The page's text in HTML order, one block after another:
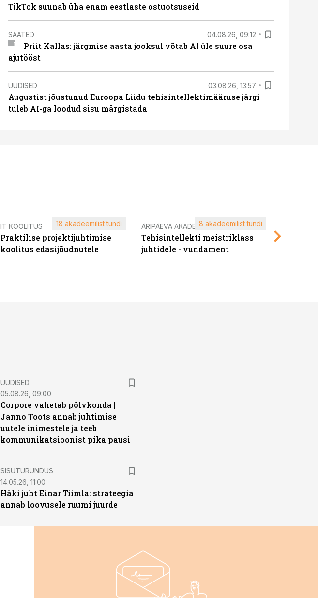
TikTok suunab üha enam eestlaste ostuotsuseid
SAATED 04.08.26, 09:12
Priit Kallas: järgmise aasta jooksul võtab AI üle suure osa
ajutööst
UUDISED 03.08.26, 13:57
Augustist jõustunud Euroopa Liidu tehisintellektimääruse järgi
tuleb AI-ga loodud sisu märgistada
IT KOOLITUS
Praktilise projektijuhtimise
koolitus edasijõudnutele
18 akadeemilist tundi ÄRIPÄEVA AKADEEMIA
Tehisintellekti meistriklass
juhtidele - vundament
8 akadeemilist tundi
UUDISED
05.08.26, 09:00
Corpore vahetab põlvkonda |
Janno Toots annab juhtimise
uutele inimestele ja teeb
kommunikatsioonist pika pausi
ST
SISUTURUNDUS
14.05.26, 11:00
Häki juht Einar Tiimla: strateegia
annab loovusele ruumi juurde